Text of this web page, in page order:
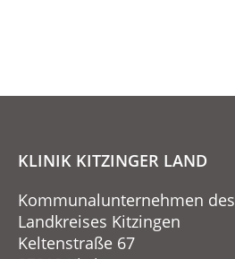
KLINIK KITZINGER LAND
Kommunalunternehmen des
Landkreises Kitzingen
Keltenstraße 67